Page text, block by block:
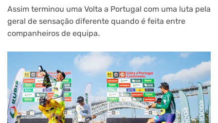
Assim terminou uma Volta a Portugal com uma luta pela
geral de sensação diferente quando é feita entre
companheiros de equipa.